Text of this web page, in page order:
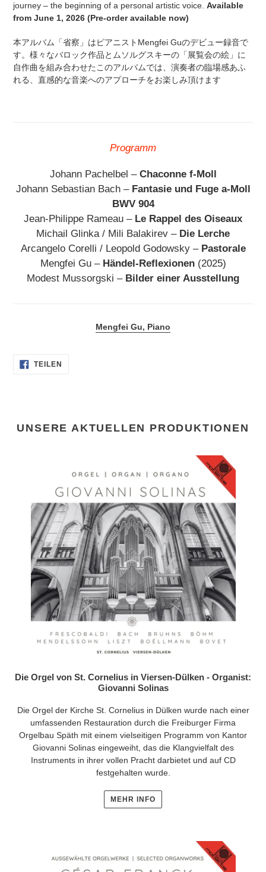
journey – the beginning of a personal artistic voice. Available
from June 1, 2026 (Pre-order available now)
本アルバム「省察」はピアニストMengfei Guのデビュー録音で
す。様々なバロック作品とムソルグスキーの「展覧会の絵」に
自作曲を組み合わせたこのアルバムでは、演奏者の臨場感あふ
れる、直感的な音楽へのアプローチをお楽しみ頂けます
Programm
Johann Pachelbel – Chaconne f-Moll
Johann Sebastian Bach – Fantasie und Fuge a-Moll
BWV 904
Jean-Philippe Rameau –Le Rappel des Oiseaux
Michail Glinka / Mili Balakirev – Die Lerche
Arcangelo Corelli / Leopold Godowsky – Pastorale
Mengfei Gu – Händel-Reflexionen (2025)
Modest Mussorgski –Bilder einer Ausstellung
Mengfei Gu, Piano
TEILEN
UNSERE AKTUELLEN PRODUKTIONEN
Die Orgel von St. Cornelius in Viersen-Dülken - Organist:
Giovanni Solinas
Die Orgel der Kirche St. Cornelius in Dülken wurde nach einer
umfassenden Restauration durch die Freiburger Firma
Orgelbau Späth mit einem vielseitigen Programm von Kantor
Giovanni Solinas eingeweiht, das die Klangvielfalt des
Instruments in ihrer vollen Pracht darbietet und auf CD
festgehalten wurde.
MEHR INFO